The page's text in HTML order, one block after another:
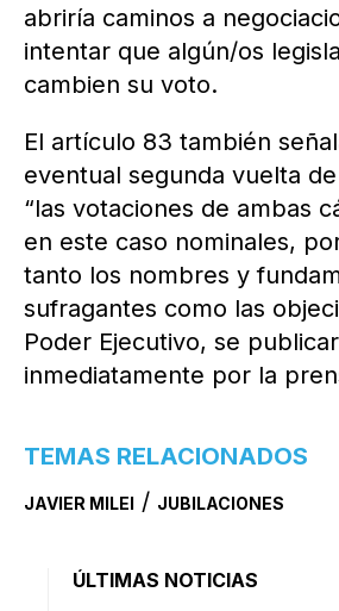
abriría caminos a
intentar que algún/os
cambien su voto.
El artículo 83 también
eventual segunda vuelta
“las votaciones de ambas
en este caso nominales,
tanto los nombres y
sufragantes como las
Poder Ejecutivo, se
inmediatamente por la
TEMAS RELACIONADOS
JAVIER MILEI / JUBILACIONES
ÚLTIMAS NOTICIAS